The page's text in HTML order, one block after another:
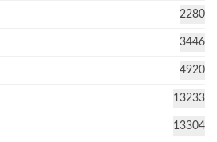
2280
3446
4920
13233
13304